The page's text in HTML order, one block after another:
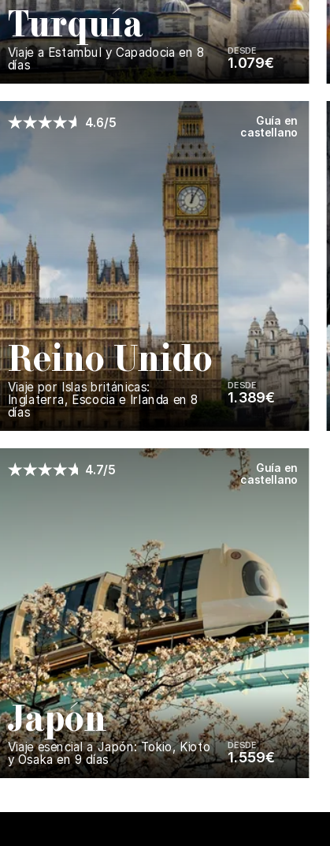
Turquía
Viaje a Estambul y Capadocia en 8
días
DESDE
1.079€
Enséñame más...
4.6/5
Guía en
castellano
ReinoUnido
Viaje por Islas británicas:
Inglaterra, Escocia e Irlanda en 8
días
DESDE
1.389€
Enséñame más...
4.7/5
Guía en
castellano
Japón
Viaje esencial a Japón: Tokio, Kioto
y Osaka en 9 días
DESDE
1.559€